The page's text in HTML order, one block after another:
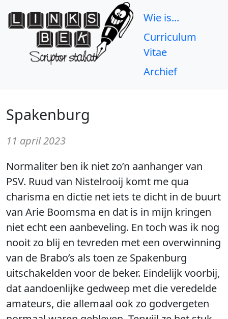
Wie is...
Curriculum
Vitae
Archief
Spakenburg
11 april 2023
Normaliter ben ik niet zo’n aanhanger van
PSV. Ruud van Nistelrooij komt me qua
charisma en dictie net iets te dicht in de buurt
van Arie Boomsma en dat is in mijn kringen
niet echt een aanbeveling. En toch was ik nog
nooit zo blij en tevreden met een overwinning
van de Brabo’s als toen ze Spakenburg
uitschakelden voor de beker. Eindelijk voorbij,
dat aandoenlijke gedweep met die veredelde
amateurs, die allemaal ook zo godvergeten